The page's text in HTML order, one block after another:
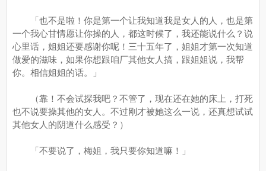
「也不是啦！你是第一个让我知道我是女人的人，也是第
一个我心甘情愿让你操的人，都这时候了，我还能说什么？说
心里话，姐姐还要感谢你呢！三十五年了，姐姐才第一次知道
做爱的滋味，如果你想跟咱厂其他女人搞，跟姐姐说，我帮
你。相信姐姐的话。」
（靠！不会试探我吧？不管了，现在还在她的床上，打死
也不说要操其他的女人。不过刚才被她这么一说，还真想试试
其他女人的阴道什么感受？）
「不要说了，梅姐，我只要你知道嘛！」